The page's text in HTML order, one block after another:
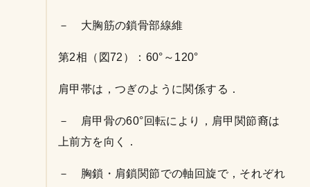
－ 大胸筋の鎖骨部線維
第2相（図72）：60°～120°
肩甲帯は，つぎのように関係する．
－ 肩甲骨の60°回転により，肩甲関節裔は
上前方を向く．
－ 胸鎖・肩鎖関節での軸回旋で，それぞれ